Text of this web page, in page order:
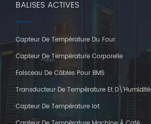
BALISES ACTIVES
Capteur De Température Du Four
Capteur De Température Corporelle
Faisceau De Câbles Pour BMS
Transducteur De Température Et D\'humidité
Capteur De Température Iot